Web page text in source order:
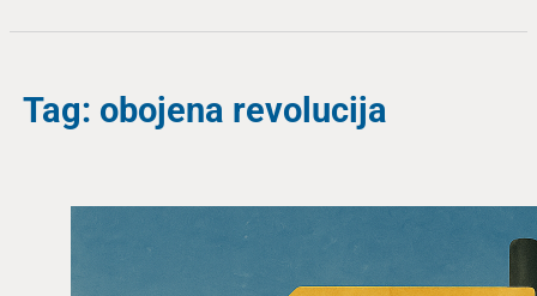
Tag: obojena revolucija